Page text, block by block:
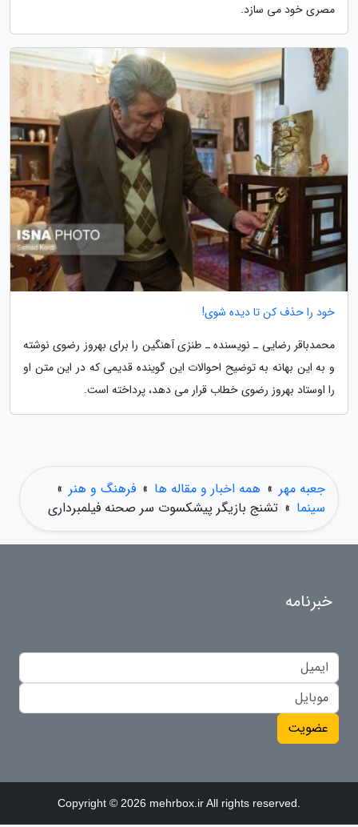
مصری خود می سازد.
خود را حذف کن تا دیده شوی!
محمدباقر رضایی ـ نویسنده ـ طنزی آهنگین را برای بهروز رضوی نوشته
و به این بهانه به توضیح احوالات این گوینده قدیمی که در این متن او
را اوستاد بهروز رضوی خطاب قرار می دهد، پرداخته است.
جعبه مهر » همه اخبار و مقاله ها » فرهنگ و هنر »
سینما » تشنج بازیگر پیشکسوت سر صحنه فیلمبرداری
خبرنامه
عضویت
Copyright © 2026 mehrbox.ir All rights reserved.